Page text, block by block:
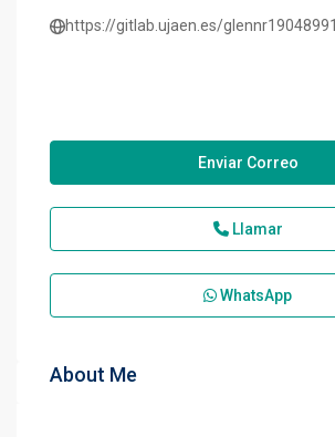
https://gitlab.ujaen.es/glennr19048991
Enviar Correo
Llamar
WhatsApp
About Me